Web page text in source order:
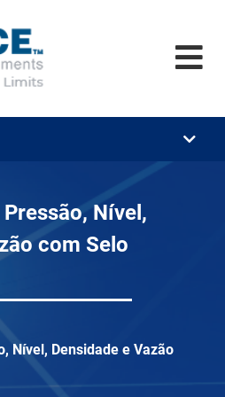
Nível,
com Selo
Nível, Densidade e Vazão